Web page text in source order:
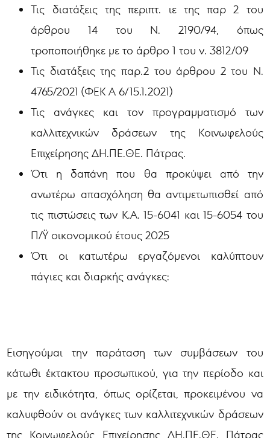
Τις διατάξεις της περιπτ. ιε της παρ 2 του
άρθρου 14 του Ν. 2190/94, όπως
τροποποιήθηκε με το άρθρο 1 του ν. 3812/09
Τις διατάξεις της παρ.2 του άρθρου 2 του Ν.
4765/2021 (ΦΕΚ Α 6/15.1.2021)
Τις ανάγκες και τον προγραμματισμό των
καλλιτεχνικών δράσεων της Κοινωφελούς
Επιχείρησης ΔΗ.ΠΕ.ΘΕ. Πάτρας.
Ότι η δαπάνη που θα προκύψει από την
ανωτέρω απασχόληση θα αντιμετωπισθεί από
τις πιστώσεις των Κ.Α. 15-6041 και 15-6054 του
Π/Ϋ οικονομικού έτους 2025
Ότι οι κατωτέρω εργαζόμενοι καλύπτουν
πάγιες και διαρκής ανάγκες:
Εισηγούμαι την παράταση των συμβάσεων του
κάτωθι έκτακτου προσωπικού, για την περίοδο και
με την ειδικότητα, όπως ορίζεται, προκειμένου να
καλυφθούν οι ανάγκες των καλλιτεχνικών δράσεων
της Κοινωφελούς Επιχείρησης ΔΗ.ΠΕ.ΘΕ. Πάτρας